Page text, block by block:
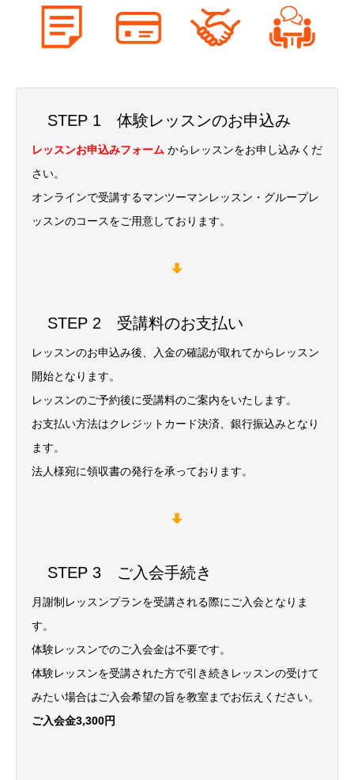
STEP 1 体験レッスンのお申込み
レッスンお申込みフォーム からレッスンをお申し込みくだ
さい。
オンラインで受講するマンツーマンレッスン・グループレ
ッスンのコースをご用意しております。
STEP 2 受講料のお支払い
レッスンのお申込み後、入金の確認が取れてからレッスン
開始となります。
レッスンのご予約後に受講料のご案内をいたします。
お支払い方法はクレジットカード決済、銀行振込みとなり
ます。
法人様宛に領収書の発行を承っております。
STEP 3 ご入会手続き
月謝制レッスンプランを受講される際にご入会となりま
す。
体験レッスンでのご入会金は不要です。
体験レッスンを受講された方で引き続きレッスンの受けて
みたい場合はご入会希望の旨を教室までお伝えください。
ご入会金3,300円